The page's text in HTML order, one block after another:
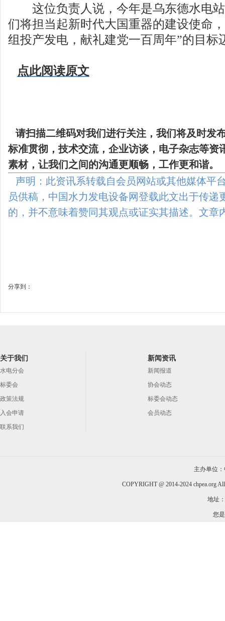
这位负责人说，今年是乌东德水电站
们将担当起新时代大国重器的建设使命
组投产发电，献礼建党一百周年”的目标
点此阅读原文
请扫描二维码对我们进行关注，我们将及时发
标准贯彻，技术交流，企业访谈，电子杂志等资
素材，让我们之间的沟通更顺畅，工作更和谐。
声明：此资讯系转载自会员网站或其他媒体平
员供稿，中国水力发电设备网登载此文出于传递
的，并不意味着赞同其观点或证实其描述。文章
分享到：
关于我们
水电分会
标委会
政策法规
入会申请
联系我们
新闻资讯
新闻报道
协会动态
标委会动态
会员动态
主办单位
COPYRIGHT @ 2014-2024 chpea.org
地址
您